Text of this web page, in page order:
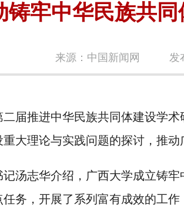
铸牢中华民族共
来源：中国新闻网 发
届推进中华民族共同体建设学
大理论与实践问题的探讨，推
记汤志华介绍，广西大学成立铸
务，开展了系列富有成效的工